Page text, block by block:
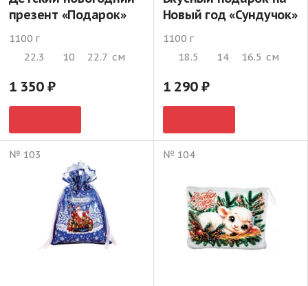
презент «Подарок»
1100 г
22.3
10 22.7 см
1 350
Новый год «Сундучок»
1100 г
18.5
14 16.5 см
1 290
№ 103 № 104